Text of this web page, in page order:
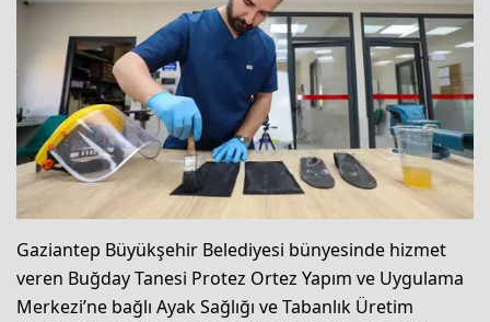
Gaziantep Büyükşehir Belediyesi bünyesinde hizmet
veren Buğday Tanesi Protez Ortez Yapım ve Uygulama
Merkezi’ne bağlı Ayak Sağlığı ve Tabanlık Üretim